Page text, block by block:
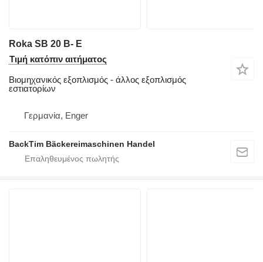
Roka SB 20 B- E
Τιμή κατόπιν αιτήματος
Βιομηχανικός εξοπλισμός - άλλος εξοπλισμός
εστιατορίων
Γερμανία, Enger
BackTim Bäckereimaschinen Handel